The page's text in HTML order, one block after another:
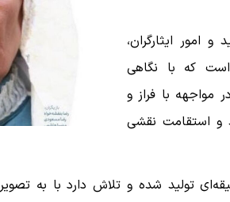
امور ایثارگران،
که با نگاهی
مواجهه با فراز و
و استقامت نقشی
مجموعه در قالب هشت قسمت ۴۰ دقیقه‌ای تولید شده و